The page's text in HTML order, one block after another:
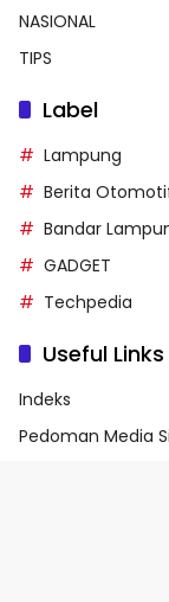
NASIONAL
TIPS
Label
Lampung
Berita
Bandar
GADGET
Techpedia
Useful Links
Indeks
Pedoman Media